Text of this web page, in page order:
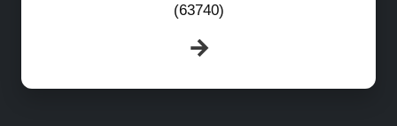
(63740)